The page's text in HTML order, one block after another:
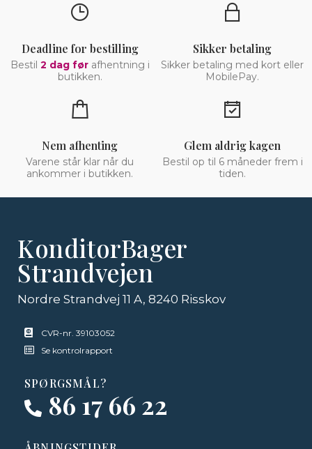
Deadline for bestilling
Bestil 2 dag førafhentning i
butikken.
Sikker betaling
Sikker betaling med kort eller
MobilePay.
Nem afhenting
Varene står klar når du
ankommer i butikken.
Glem aldrig kagen
Bestil op til 6 måneder frem i
tiden.
KonditorBager
Strandvejen
Nordre Strandvej 11 A, 8240 Risskov
CVR-nr. 39103052
Se kontrolrapport
SPØRGSMÅL?
86 17 66 22